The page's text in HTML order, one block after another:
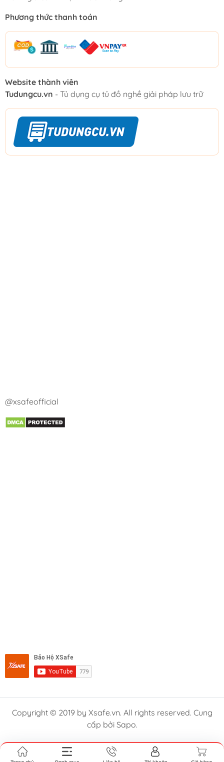
Phương thức thanh toán
Website thành viên
Tudungcu.vn - Tủ dụng cụ tủ đồ nghề giải pháp lưu trữ
@xsafeofficial
Copyright © 2019 by Xsafe.vn. All rights reserved. Cung
cấp bởi Sapo.